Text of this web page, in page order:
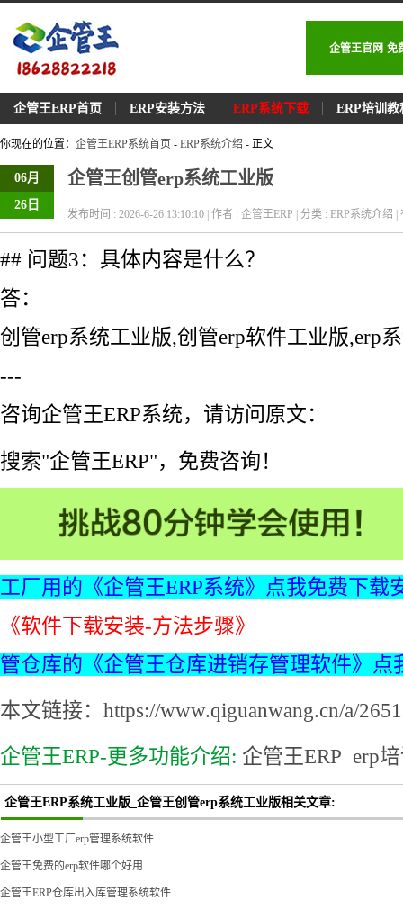
企管王官网-免
企管王ERP首页 ERP安装方法 ERP系统下载 ERP培训教
你现在的位置： 企管王ERP系统首页 - ERP系统介绍 - 正文
06月
26日
企管王创管erp系统工业版
发布时间 : 2026-6-26 13:10:10 | 作者 : 企管王ERP | 分类 : ERP系统介绍 |
## 问题3：具体内容是什么？
答：
创管erp系统工业版,创管erp软件工业版,erp
---
咨询企管王ERP系统，请访问原文：
搜索"企管王ERP"，免费咨询！
工厂用的《企管王ERP系统》点我免费下载
《软件下载安装-方法步骤》
管仓库的《企管王仓库进销存管理软件》点
本文链接：https://www.qiguanwang.cn/a/
企管王ERP-更多功能介绍: 企管王ERP erp
企管王ERP系统工业版_企管王创管erp系统工业版相关文章:
企管王小型工厂erp管理系统软件
企管王免费的erp软件哪个好用
企管王ERP仓库出入库管理系统软件